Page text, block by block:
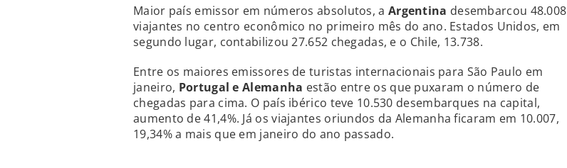
Maior país emissor em números absolutos, a Argentina desembarcou 48.008
viajantes no centro econômico no primeiro mês do ano. Estados Unidos, em
segundo lugar, contabilizou 27.652 chegadas, e o Chile, 13.738.
Entre os maiores emissores de turistas internacionais para São Paulo em
janeiro, Portugal e Alemanha estão entre os que puxaram o número de
chegadas para cima. O país ibérico teve 10.530 desembarques na capital,
aumento de 41,4%. Já os viajantes oriundos da Alemanha ficaram em 10.007,
19,34% a mais que em janeiro do ano passado.